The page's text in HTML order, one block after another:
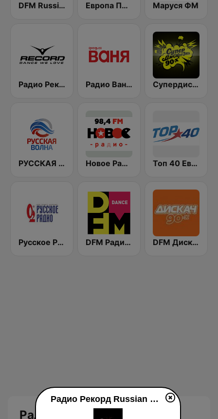
DFM Russian Dance Европа Плюс (Europa Plus) Маруся ФМ
Радио Рекорд 101.9 (Radio Record) Радио Ваня (Radio Vanya) Супердискотека 90х Радио Рекорд (Radio Record 90s Superdisco)
РУССКАЯ ВОЛНА - Russian Wave Новое Радио (New Radio, Novoe Radio) Топ 40 Европа Плюс (Top 40 Europa Plus)
Русское Радио DFM Радио 101.2 FM (DFM Radio) DFM Дискач 90х (DFM Disco 90s)
Радио Рекорд Russian Mix
Радио Рекорд Russian Mix (Radio Record Russian Mix) en vivo